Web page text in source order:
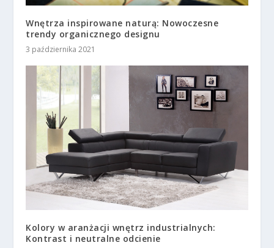
Wnętrza inspirowane naturą: Nowoczesne
trendy organicznego designu
3 października 2021
Kolory w aranżacji wnętrz industrialnych:
Kontrast i neutralne odcienie